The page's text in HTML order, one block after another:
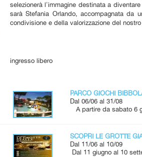
selezionerà l'immagine destinata a
sarà Stefania Orlando, accompagnata da
condivisione e della valorizzazione del nostro
ingresso libero
PARCO GIOCHI
Dal 06/06 al 31/08
A partire da sabato 6
SCOPRI LE GROTTE
Dal 11/06 al 10/09
Dal 11 giugno al 10